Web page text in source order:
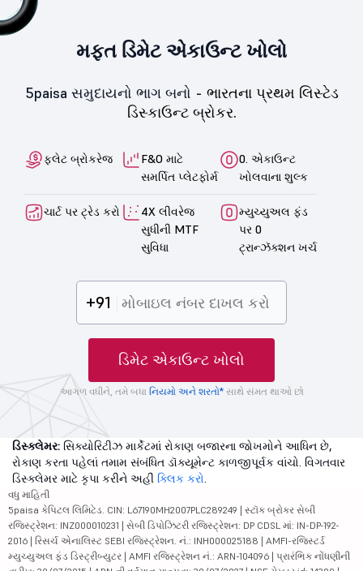
મફત ડિમેટ એકાઉન્ટ ખોલો
5paisa સમુદાયનો ભાગ બનો - ભારતના પ્રથમ લિસ્ટેડ
ડિસ્કાઉન્ટ બ્રોકર.
ફ્લેટ બ્રોકરેજ
F&O માટે
સમર્પિત પ્લેટફોર્મ
0. એકાઉન્ટ
ખોલવાના શુલ્ક
ચાર્ટ પર ટ્રેડ કરો
4X લીવરેજ
સુધીની MTF
સુવિધા
મ્યુચ્યુઅલ ફંડ
પર 0
ટ્રાન્ઝૅક્શન ખર્ચ
+91
ડિમેટ એકાઉન્ટ ખોલો
આગળ વધીને, તમે બધા નિયમો અને શરતો*સાથે સંમત થાઓ છો
ડિસ્ક્લેમર: સિક્યોરિટીઝ માર્કેટમાં રોકાણ બજારના જોખમોને આધિન છે,
રોકાણ કરતા પહેલાં તમામ સંબંધિત ડૉક્યૂમેન્ટ કાળજીપૂર્વક વાંચો. વિગતવાર
ડિસ્ક્લેમર માટે કૃપા કરીને અહીં ક્લિક કરો.
વધુ માહિતી
5paisa કેપિટલ લિમિટેડ. CIN: L67190MH2007PLC289249 | સ્ટૉક બ્રોકર સેબી
રજિસ્ટ્રેશન: INZ000010231 | સેબી ડિપોઝિટરી રજિસ્ટ્રેશન: DP CDSL માં: IN-DP-192-
2016 | રિસર્ચ એનાલિસ્ટ SEBI રજિસ્ટ્રેશન. નં.: INH000025188 | AMFI-રજિસ્ટર્ડ
મ્યુચ્યુઅલ ફંડ ડિસ્ટ્રીબ્યુટર | AMFI રજિસ્ટ્રેશન નં.: ARN-104096 | પ્રારંભિક નોંધણીની